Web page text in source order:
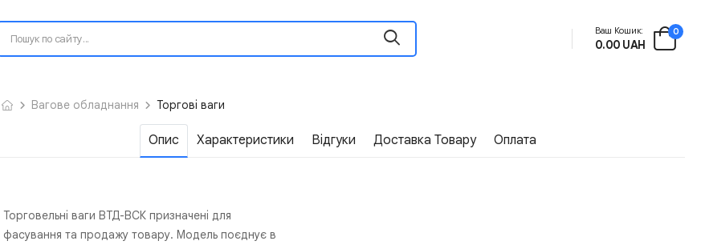
Ваш Кошик:
0.00 UAH
0
Вагове обладнання Торгові ваги
Опис Характеристики Відгуки Доставка Товару Оплата
Торговельні ваги ВТД-ВСК призначені для
фасування та продажу товару. Модель поєднує в